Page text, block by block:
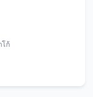
ได้รับการยอมรับ
าหารที่มีประโยชน์
คุณไปสำรวจ 7
ำไมผงโกโก้จึง
โก้